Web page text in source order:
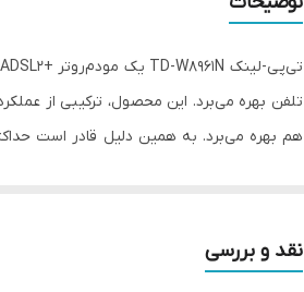
استانداردهای +ADSL 2
نقد و بررسی